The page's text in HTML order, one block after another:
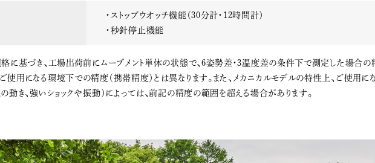
・ストップウオッチ機能（30分計・12時間計）
・秒針停止機能
格に基づき、工場出荷前にムーブメント単体の状態で、6姿勢差・3温度差の条件下で測定した場合の
用になる環境下での精度（携帯精度）とは異なります。また、メカニカルモデルの特性上、ご使用に
動き、強いショックや振動）によっては、前記の精度の範囲を超える場合があります。